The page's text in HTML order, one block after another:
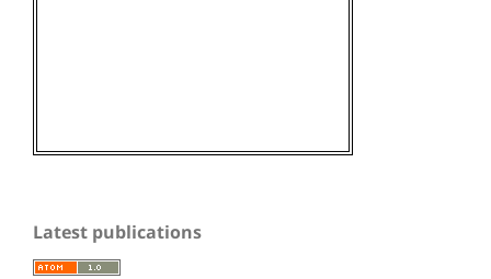
Latest publications